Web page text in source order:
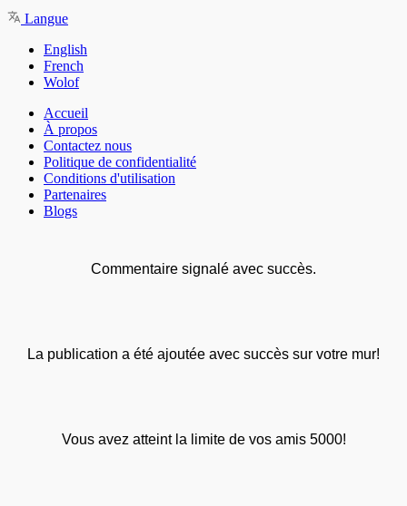
Langue
English
French
Wolof
Accueil
À propos
Contactez nous
Politique de confidentialité
Conditions d'utilisation
Partenaires
Blogs
Commentaire signalé avec succès.
La publication a été ajoutée avec succès sur votre mur!
Vous avez atteint la limite de vos amis 5000!